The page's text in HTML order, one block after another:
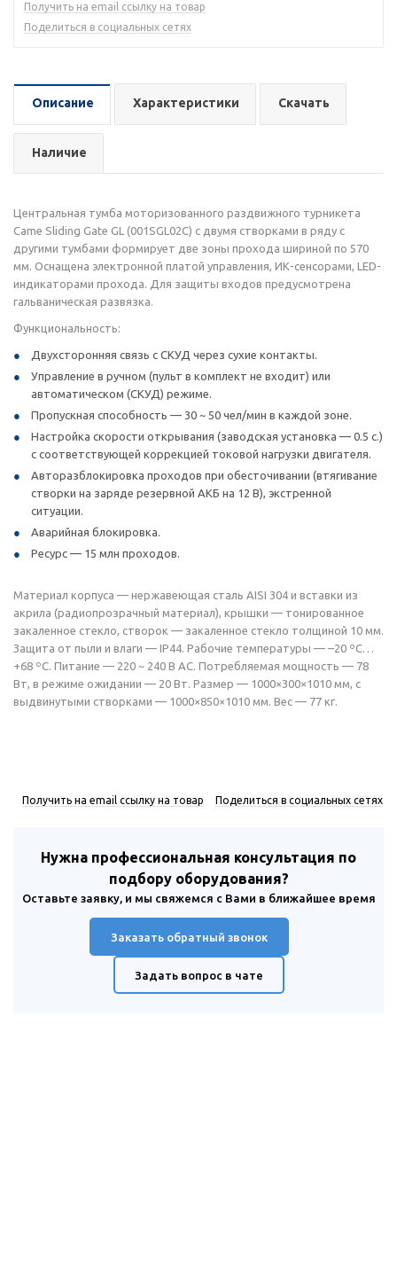
Получить на email ссылку на товар
Поделиться в социальных сетях
Описание Характеристики Скачать
Наличие
Центральная тумба моторизованного раздвижного турникета
Came Sliding Gate GL (001SGL02C) с двумя створками в ряду с
другими тумбами формирует две зоны прохода шириной по 570
мм. Оснащена электронной платой управления, ИК-сенсорами, LED-
индикаторами прохода. Для защиты входов предусмотрена
гальваническая развязка.
Функциональность:
Двухсторонняя связь с СКУД через сухие контакты.
Управление в ручном (пульт в комплект не входит) или
автоматическом (СКУД) режиме.
Пропускная способность — 30 ~ 50 чел/мин в каждой зоне.
Настройка скорости открывания (заводская установка — 0.5 с.)
с соответствующей коррекцией токовой нагрузки двигателя.
Авторазблокировка проходов при обесточивании (втягивание
створки на заряде резервной АКБ на 12 В), экстренной
ситуации.
Аварийная блокировка.
Ресурс — 15 млн проходов.
Материал корпуса — нержавеющая сталь AISI 304 и вставки из
акрила (радиопрозрачный материал), крышки — тонированное
закаленное стекло, створок — закаленное стекло толщиной 10 мм.
Защита от пыли и влаги — IP44. Рабочие температуры — –20 ºС…
+68 ºС. Питание — 220 ~ 240 В AC. Потребляемая мощность — 78
Вт, в режиме ожидании — 20 Вт. Размер — 1000×300×1010 мм, с
выдвинутыми створками — 1000×850×1010 мм. Вес — 77 кг.
Получить на email ссылку на товар Поделиться в социальных сетях
Нужна профессиональная консультация по
подбору оборудования?
Оставьте заявку, и мы свяжемся с Вами в ближайшее время
Заказать обратный звонок
Задать вопрос в чате